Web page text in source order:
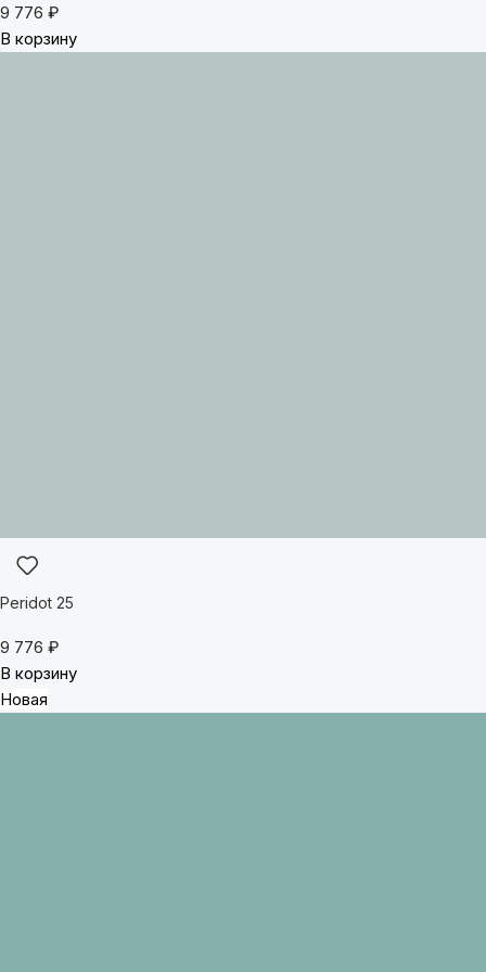
9 776 ₽
В корзину
Peridot 25
9 776 ₽
В корзину
Новая